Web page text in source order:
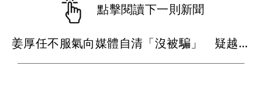
點擊閱讀下一則新聞
姜厚任不服氣向媒體自清「沒被騙」 疑越描越黑女友仍成箭靶